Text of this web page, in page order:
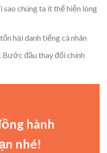
sao chúng ta ít thể hiện lòng
hại danh tiếng cá nhân
: Bước đầu thay đổi chính
hành
nhé!